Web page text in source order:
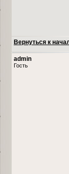
Вернуться к
admin
Гость